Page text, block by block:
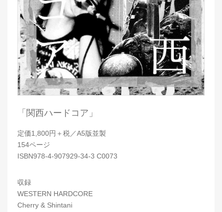
「関西ハードコア」
定価1,800円＋税／A5版並製
154ページ
ISBN978-4-907929-34-3 C0073
収録
WESTERN HARDCORE
Cherry & Shintani